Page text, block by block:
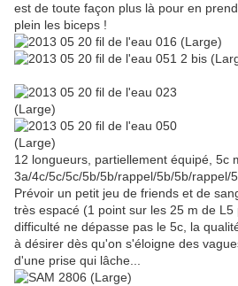
est de toute façon plus là pour en
plein les biceps !
12 longueurs, partiellement équipé, 5c
3a/4c/5c/5c/5b/5b/rappel/5b/5b/rappel/
Prévoir un petit jeu de friends et de
très espacé (1 point sur les 25 m de
difficulté ne dépasse pas le 5c, la
à désirer dès qu'on s'éloigne des
d'une prise qui lâche...